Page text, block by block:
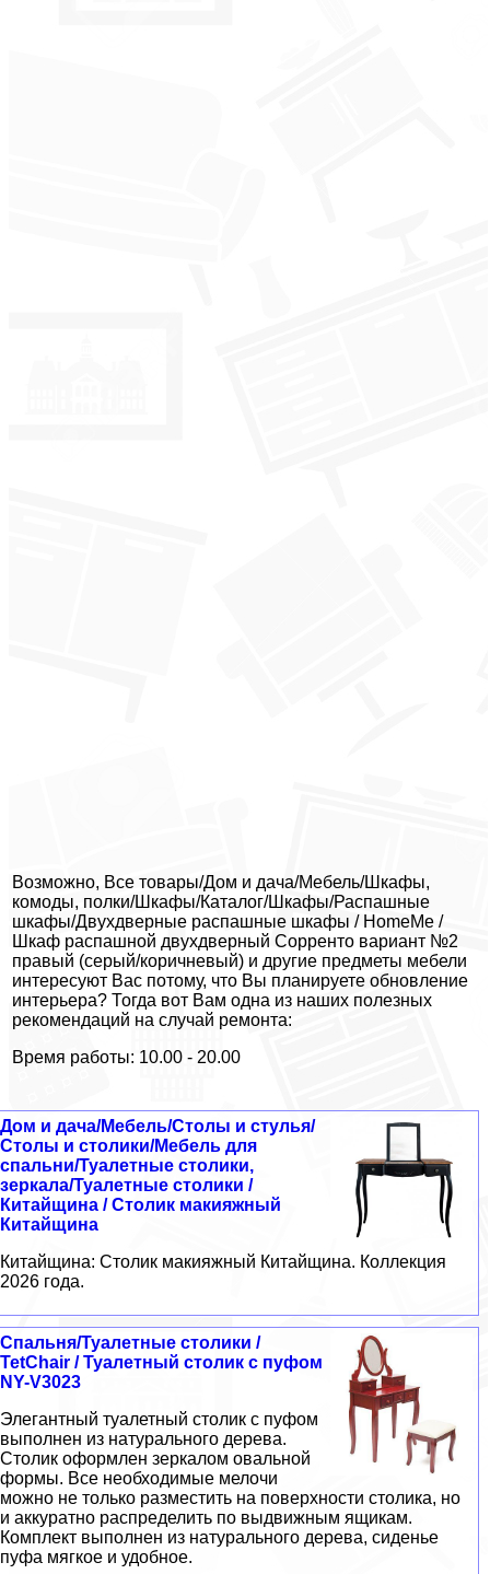
Возможно, Все товары/Дом и дача/Мебель/Шкафы,
комоды, полки/Шкафы/Каталог/Шкафы/Распашные
шкафы/Двухдверные распашные шкафы / HomeMe /
Шкаф распашной двухдверный Сорренто вариант №2
правый (серый/коричневый) и другие предметы мебели
интересуют Вас потому, что Вы планируете обновление
интерьера? Тогда вот Вам одна из наших полезных
рекомендаций на случай ремонта:
Время работы: 10.00 - 20.00
Дом и дача/Мебель/Столы и стулья/
Столы и столики/Мебель для
спальни/Туалетные столики,
зеркала/Туалетные столики /
Китайщина / Столик макияжный
Китайщина
Китайщина: Столик макияжный Китайщина. Коллекция
2026 года.
Спальня/Туалетные столики /
TetChair / Туалетный столик с пуфом
NY-V3023
Элегантный туалетный столик с пуфом
выполнен из натурального дерева.
Столик оформлен зеркалом овальной
формы. Все необходимые мелочи
можно не только разместить на поверхности столика, но
и аккуратно распределить по выдвижным ящикам.
Комплект выполнен из натурального дерева, сиденье
пуфа мягкое и удобное.